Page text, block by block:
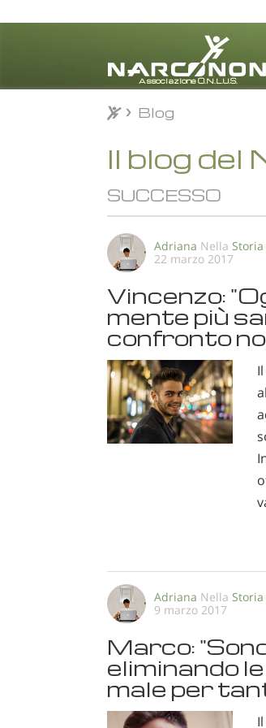
Blog
Il blog del
SUCCESSO
Adriana Nella
22 marzo 2017
Vincenzo:
mente più
confronto
Adriana Nella
9 marzo 2017
Marco:
eliminando
male per
Blog